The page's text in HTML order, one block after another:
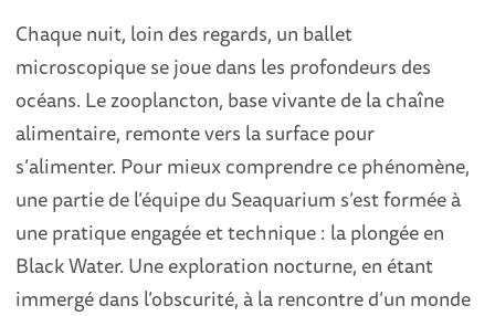
Chaque nuit, loin des regards, un ballet
microscopique se joue dans les profondeurs des
océans. Le zooplancton, base vivante de la chaîne
alimentaire, remonte vers la surface pour
s’alimenter. Pour mieux comprendre ce phénomène,
une partie de l’équipe du Seaquarium s’est formée à
une pratique engagée et technique : la plongée en
Black Water. Une exploration nocturne, en étant
immergé dans l’obscurité, à la rencontre d’un monde